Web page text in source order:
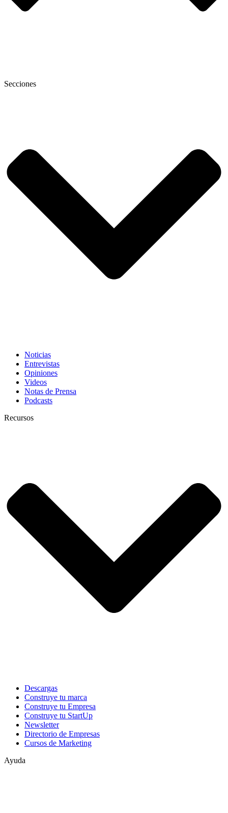
Secciones
Noticias
Entrevistas
Opiniones
Videos
Notas de Prensa
Podcasts
Recursos
Descargas
Construye tu marca
Construye tu Empresa
Construye tu StartUp
Newsletter
Directorio de Empresas
Cursos de Marketing
Ayuda